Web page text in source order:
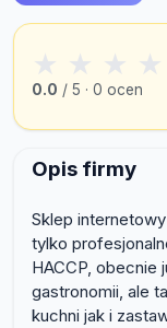
★ ★ ★ ★
0.0 / 5 · 0 ocen
Opis firmy
Sklep
tylko
HACCP, obecnie
gastronomii, ale
kuchni jak i